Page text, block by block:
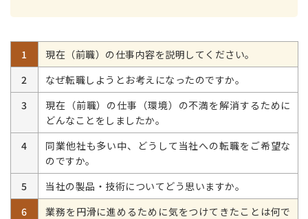
1
現在（前職）の仕事内容を説明してください。
2
なぜ転職しようとお考えになったのですか。
3
現在（前職）の仕事（環境）の不満を解消するために
どんなことをしましたか。
4
同業他社も多い中、どうして当社への転職をご希望な
のですか。
5
当社の製品・技術についてどう思いますか。
6
業務を円滑に進めるために気をつけてきたことは何で